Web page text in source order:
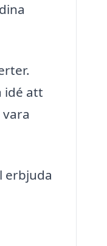
idé att
erbjuda